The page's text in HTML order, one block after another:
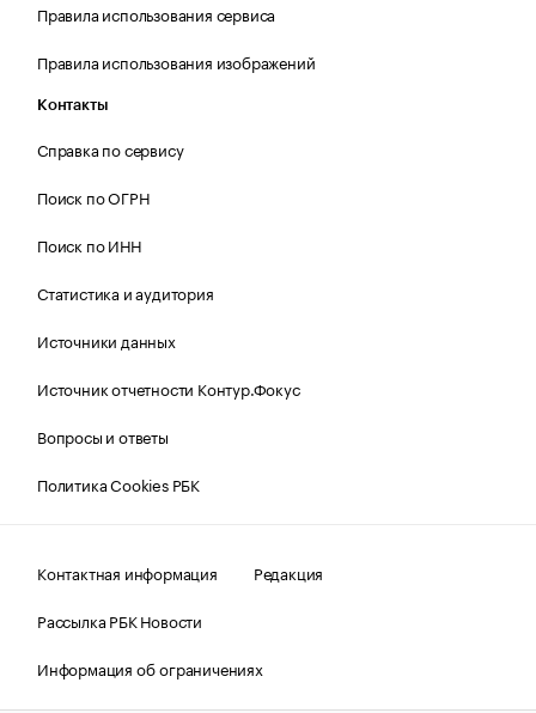
Правила использования сервиса
Правила использования изображений
Контакты
Справка по сервису
Поиск по ОГРН
Поиск по ИНН
Статистика и аудитория
Источники данных
Источник отчетности Контур.Фокус
Вопросы и ответы
Политика Cookies РБК
Контактная информация
Редакция
Рассылка РБК Новости
Информация об ограничениях